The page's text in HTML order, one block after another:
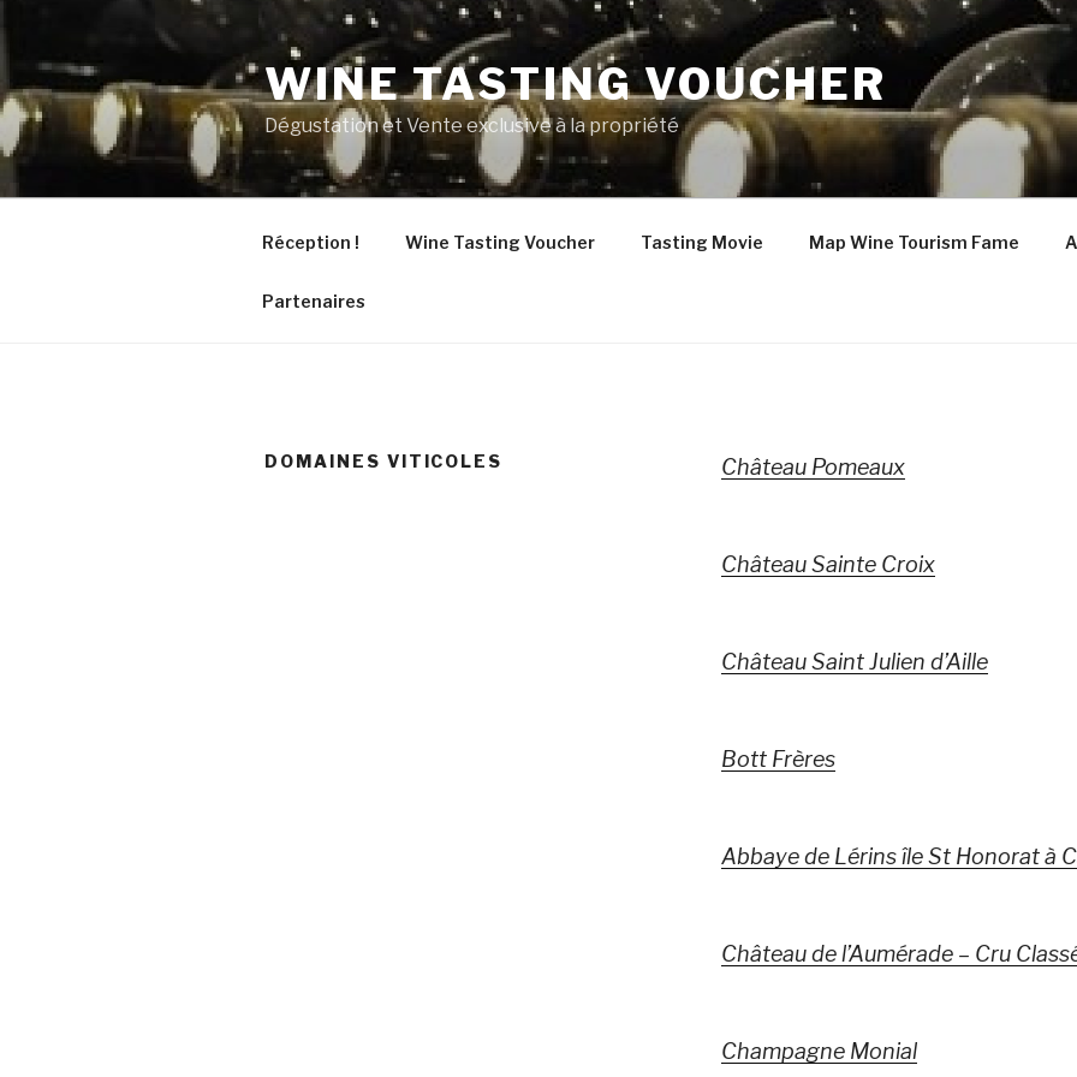
contenu
principal
WINE TASTING VOUCHER
Dégustation et Vente exclusive à la propriété
Réception ! Wine Tasting Voucher Tasting Movie Map Wine Tourism Fame
Partenaires
DOMAINES VITICOLES Château Pomeaux
Château Sainte Croix
Château Saint Julien d’Aille
Bott Frères
Abbaye de Lérins île St Honorat à
Château de l’Aumérade – Cru
Champagne Monial